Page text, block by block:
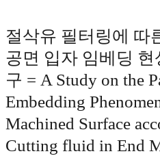
절삭유 필터링에 따
공면 입자 임베딩 현
구 = A Study on the
Embedding
Machined Surface
Cutting fluid in End